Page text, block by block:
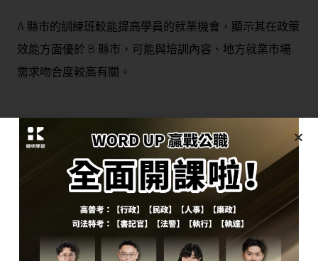
A 縣市的訓練班較能提高學員的就業機會，顯示其在政策
效能方面優於 B 縣市，可能與培訓內容、地方就業市場
需求吻合度較高有關。
三、依據學者在拉丁美洲中許多城市的研究，其
研究結果顯示在不同城市的街道上，大多是由中
低收入戶所營運的違法商家或攤販，雖是這些中
低收入戶的主要收入來源，但也造成街道髒亂等